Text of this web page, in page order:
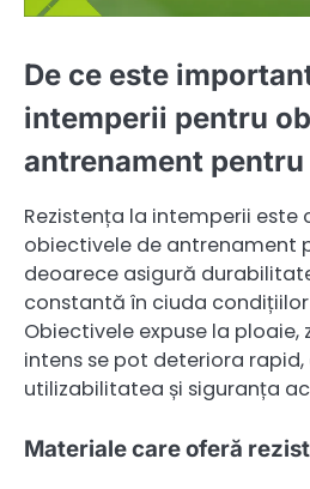
De ce este
intemperii pentru
antrenament
Rezistența la intemperii este
obiectivele de antrenament
deoarece asigură
constantă în ciuda
Obiectivele expuse la ploaie,
intens se pot deteriora
utilizabilitatea și siguranța
Materiale care oferă